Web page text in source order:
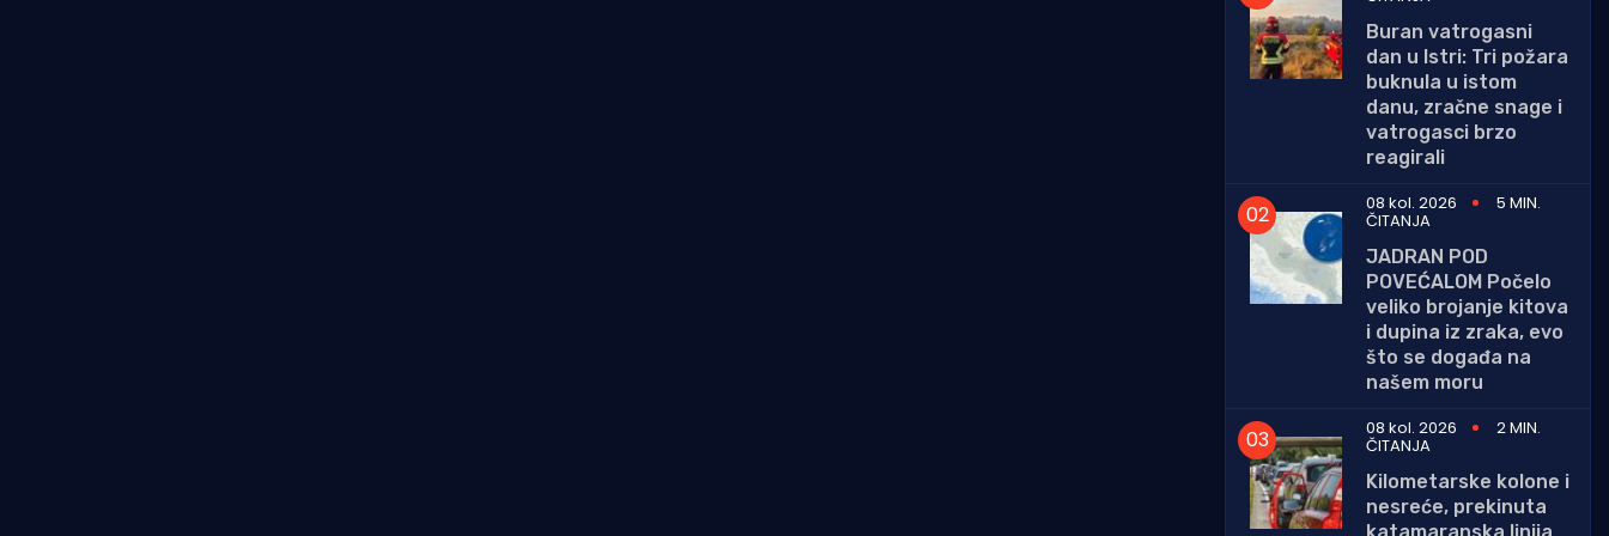
Buran vatrogasni
dan u Istri: Tri požara
buknula u istom
danu, zračne snage i
vatrogasci brzo
reagirali
08 kol. 2026
5 MIN.
ČITANJA
JADRAN POD
POVEĆALOM Počelo
veliko brojanje kitova
i dupina iz zraka, evo
što se događa na
našem moru
08 kol. 2026
2 MIN.
ČITANJA
Kilometarske kolone i
nesreće, prekinuta
katamaranska linija